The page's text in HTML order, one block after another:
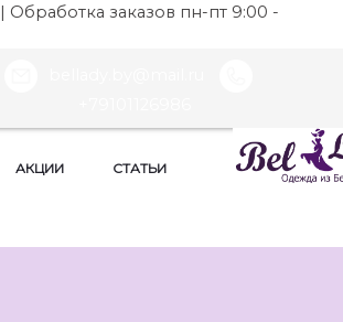
Обработка заказов пн-пт 9:00 -
АКЦИИ СТАТЬИ